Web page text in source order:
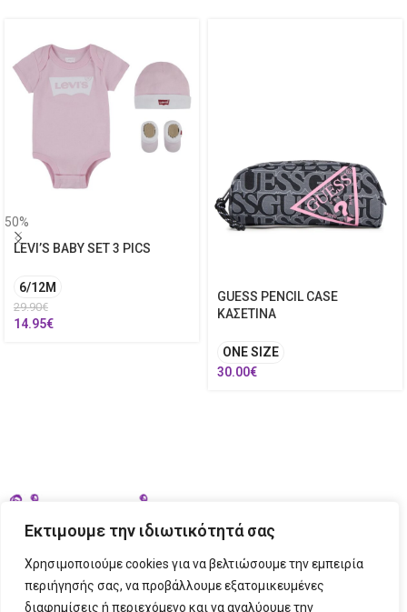
Εκτιμουμε την ιδιωτικότητά σας
Χρησιμοποιούμε cookies για να βελτιώσουμε την εμπειρία
περιήγησής σας, να προβάλλουμε εξατομικευμένες
διαφημίσεις ή περιεχόμενο και να αναλύουμε την
50%
LEVI’S BABY SET 3 PICS
6/12M
29.90€
14.95€
GUESS PENCIL CASE
ΚΑΣΕΤΙΝΑ
ONE SIZE
30.00€